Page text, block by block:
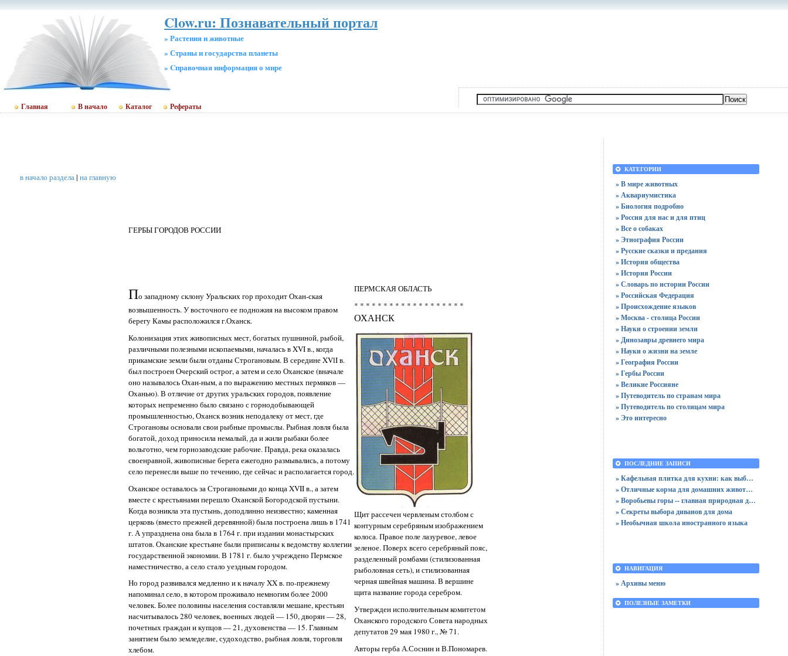
Clow.ru: Познавательный портал
» Растения и животные
» Страны и государства планеты
» Cправочная информация о мире
Главная В начало Каталог Рефераты
в начало раздела| на главную
ГЕРБЫ ГОРОДОВ РОССИИ
По западному склону Уральских гор проходит Охан-ская
возвышенность. У восточного ее подножия на высоком правом
берегу Камы расположился г.Оханск.
Колонизация этих живописных мест, богатых пушниной, рыбой,
различными полезными ископаемыми, началась в XVI в., когда
прикамские земли были отданы Строгановым. В середине XVlI в.
был построен Очерский острог, а затем и село Оханское (вначале
оно называлось Охан-ным, а по выражению местных пермяков —
Оханью). В отличие от других уральских городов, появление
которых непременно было связано с горнодобывающей
промышленностью, Оханск возник неподалеку от мест, где
Строгановы основали свои рыбные промыслы. Рыбная ловля была
богатой, доход приносила немалый, да и жили рыбаки более
вольготно, чем горнозаводские рабочие. Правда, река оказалась
своенравной, живописные берега ежегодно размывались, а потому
село перенесли выше по течению, где сейчас и располагается город.
Оханское оставалось за Строгановыми до конца XVII в., а затем
вместе с крестьянами перешло Оханской Богородской пустыни.
Когда возникла эта пустынь, доподлинно неизвестно; каменная
церковь (вместо прежней деревянной) была построена лишь в 1741
г. А упразднена она была в 1764 г. при издании монастырских
штатов. Оханские крестьяне были приписаны к ведомству коллегии
государственной экономии. В 1781 г. было учреждено Пермское
наместничество, а село стало уездным городом.
Но город развивался медленно и к началу XX в. по-прежнему
напоминал село, в котором проживало немногим более 2000
человек. Более половины населения составляли мешане, крестьян
насчитывалось 280 человек, военных людей — 150, дворян — 28,
почетных граждан и купцов — 21, духовенства — 15. Главным
занятием было земледелие, судоходство, рыбная ловля, торговля
хлебом.
ПЕРМСКАЯ ОБЛАСТЬ
* * * * * * * * * * * * * * * * * * *
ОХАНСК
Щит рассечен червленым столбом с
контурным серебряным изображением
колоса. Правое поле лазуревое, левое
зеленое. Поверх всего серебряный пояс,
разделенный ромбами (стилизованная
рыболовная сеть), и стилизованная
черная швейная машина. В вершине
щита название города серебром.
Утвержден исполнительным комитетом
Оханского городского Совета народных
депутатов 29 мая 1980 г., № 71.
Авторы герба А.Соснин и В.Пономарев.
КАТЕГОРИИ
» В мире животных
» Аквариумистика
» Биология подробно
» Россия для нас и для птиц
» Все о собаках
» Этнография России
» Русские сказки и предания
» История общества
» История России
» Словарь по истории России
» Российская Федерация
» Происхождение языков
» Москва - столица России
» Науки о строении земли
» Динозавры древнего мира
» Науки о жизни на земле
» География России
» Гербы России
» Великие Россияне
» Путеводитель по странам мира
» Путеводитель по столицам мира
» Это интересно
ПОСЛЕДНИЕ ЗАПИСИ
» Кафельная плитка для кухни: как выбрать практичную отделку
» Отличные корма для домашних животных
» Воробьевы горы -- главная природная достопримечательность Москвы
» Секреты выбора диванов для дома
» Необычная школа иностранного языка
НАВИГАЦИЯ
» Архивы меню
ПОЛЕЗНЫЕ ЗАМЕТКИ